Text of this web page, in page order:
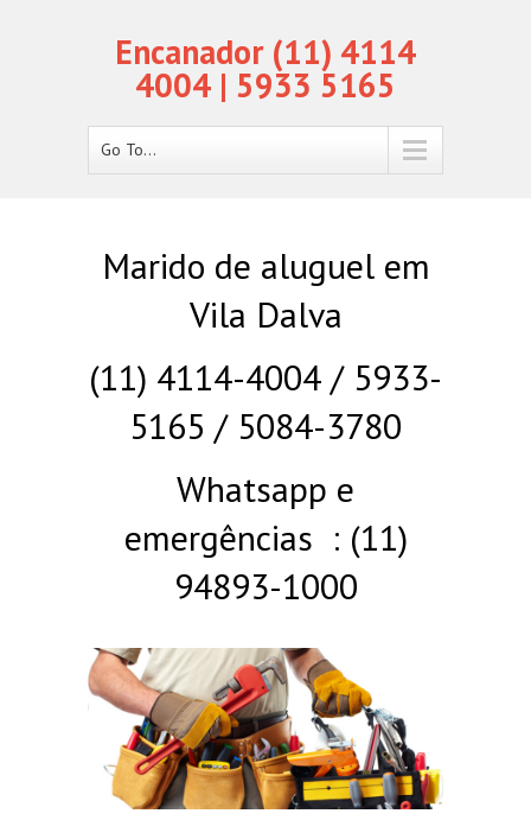
Encanador (11) 4114
4004 | 5933 5165
Go To...
Marido de aluguel em
Vila Dalva
(11) 4114-4004 / 5933-
5165 / 5084-3780
Whatsapp e
emergências : (11)
94893-1000